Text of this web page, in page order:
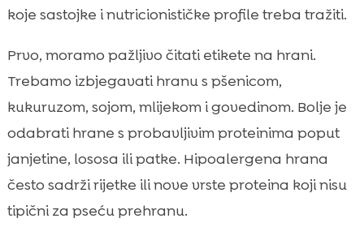
koje sastojke i nutricionističke profile treba tražiti.
Prvo, moramo pažljivo čitati etikete na hrani.
Trebamo izbjegavati hranu s pšenicom,
kukuruzom, sojom, mlijekom i govedinom. Bolje je
odabrati hrane s probavljivim proteinima poput
janjetine, lososa ili patke. Hipoalergena hrana
često sadrži rijetke ili nove vrste proteina koji nisu
tipični za pseću prehranu.